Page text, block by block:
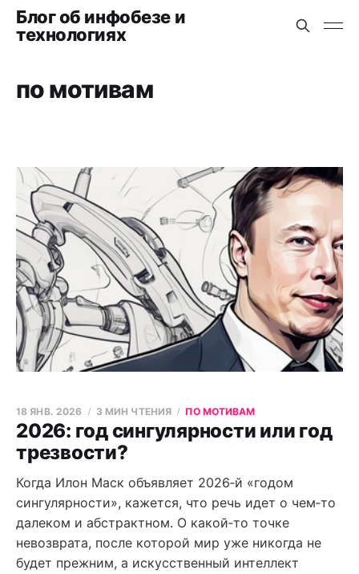
Блог об инфобезе и
технологиях
по мотивам
2026: год сингулярности или год
трезвости?
18 ЯНВ. 2026 3 МИН ЧТЕНИЯ ПО МОТИВАМ
Когда Илон Маск объявляет 2026‑й «годом
сингулярности», кажется, что речь идет о чем‑то
далеком и абстрактном. О какой‑то точке
невозврата, после которой мир уже никогда не
будет прежним, а искусственный интеллект